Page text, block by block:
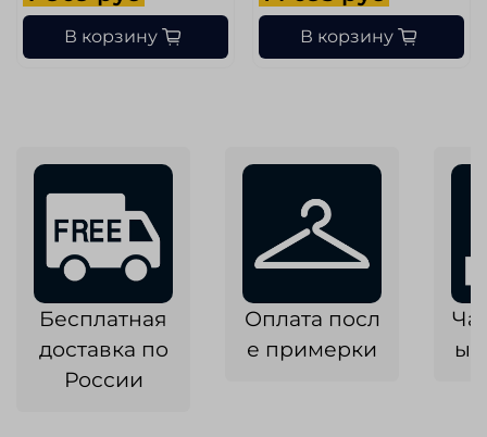
В корзину В корзину
Бесплатная
доставка по
России
Оплата посл
е примерки